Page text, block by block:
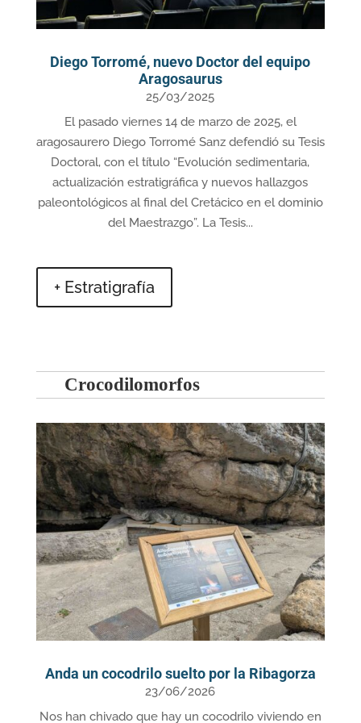
Diego Torromé, nuevo Doctor del equipo
Aragosaurus
25/03/2025
El pasado viernes 14 de marzo de 2025, el
aragosaurero Diego Torromé Sanz defendió su Tesis
Doctoral, con el título “Evolución sedimentaria,
actualización estratigráfica y nuevos hallazgos
paleontológicos al final del Cretácico en el dominio
del Maestrazgo”. La Tesis...
+ Estratigrafía
Crocodilomorfos
Anda un cocodrilo suelto por la Ribagorza
23/06/2026
Nos han chivado que hay un cocodrilo viviendo en